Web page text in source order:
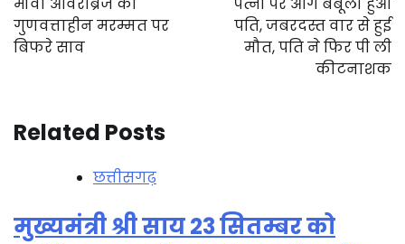
गुणवत्ताहीन मरम्मत पर
बिफरे साव
पति, जबरदस्त वार से हुई
मौत, पति ने फिर पी ली
कीटनाशक
Related Posts
छत्तीसगढ़
मुख्यमंत्री श्री साय 23 सितम्बर को